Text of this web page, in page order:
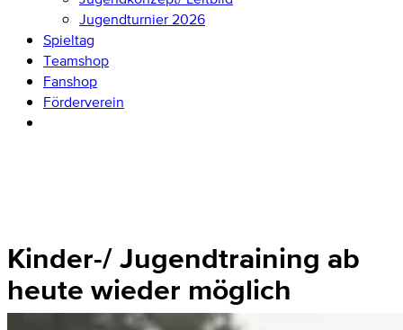
Jugendturnier 2026
Spieltag
Teamshop
Fanshop
Förderverein
Kinder-/ Jugendtraining ab
heute wieder möglich